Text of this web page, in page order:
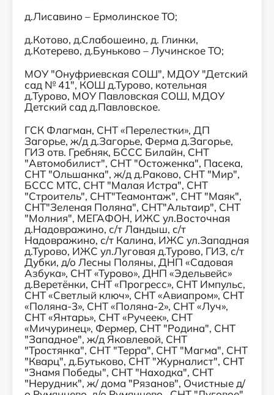
д.Лисавино – Ермолинское ТО;
д.Котово, д.Слабошеино, д. Глинки,
д.Котерево, д.Буньково – Лучинское ТО;
МОУ "Онуфриевская СОШ", МДОУ "Детский
сад № 41", КОШ д.Турово, котельная
д.Турово, МОУ Павловская СОШ, МДОУ
Детский сад д.Павловское.
ГСК Флагман, СНТ «Перелестки», ДП
Загорье, ж/д д.Загорье, Ферма д.Загорье,
ГИЗ отв. Гребняк, БССС Билайн, СНТ
"Автомобилист", СНТ "Остоженка", Пасека,
СНТ "Ольшанка", ж/д д.Раково, СНТ "Мир",
БССС МТС, СНТ "Малая Истра", СНТ
"Строитель", СНТ"Теамонтаж", СНТ "Маяк",
СНТ"Зеленая Поляна", СНТ"Альтаир", СНТ
"Молния", МЕГАФОН, ИЖС ул.Восточная
д.Надовражино, с/т Ландыш, с/т
Надовражино, с/т Калина, ИЖС ул.Западная
д.Турово, ИЖС ул.Луговая д.Турово, ГИЗ, с/т
Дубки, д/о Лесны Поляны, ДНП «Садовая
Азбука», СНТ «Турово», ДНП «Эдельвейс»
д.Веретёнки, СНТ «Прогресс», СНТ Импульс,
СНТ «Светлый ключ», СНТ «Авиапром», СНТ
«Поляна-3», СНТ «Поляна-2», СНТ «Луч»,
СНТ «Янтарь», СНТ «Ручеек», СНТ
«Мичуринец», Фермер, СНТ "Родина", СНТ
"Западное", ж/д Яковлевой, СНТ
"Тростянка", СНТ "Терра", СНТ "Магма", СНТ
"Кварц", д.Бутьково, СНТ "Журналист", СНТ
"Знамя Победы", СНТ "Находка", СНТ
"Нерудник", ж/ дома "Рязанов", Очистные д/